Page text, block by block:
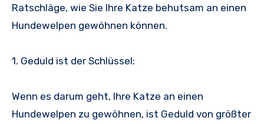
Ratschläge, wie Sie Ihre Katze behutsam an einen
Hundewelpen gewöhnen können.
1. Geduld ist der Schlüssel:
Wenn es darum geht, Ihre Katze an einen
Hundewelpen zu gewöhnen, ist Geduld von größter